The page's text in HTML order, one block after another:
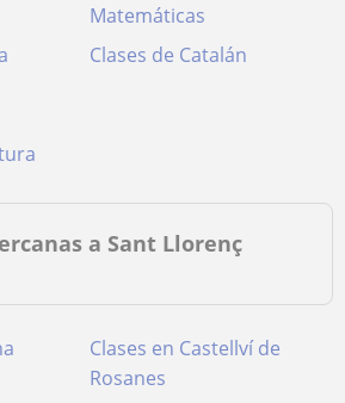
Matemáticas
Clases de Catalán
a Sant Llorenç
Clases en Castellví de
Rosanes